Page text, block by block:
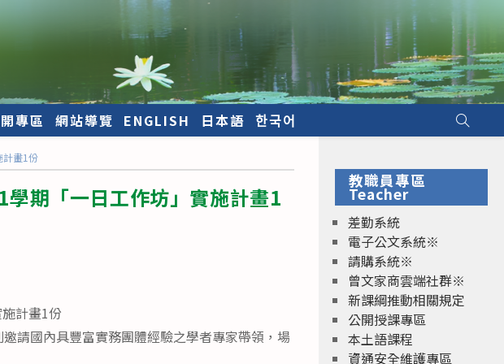
專區 網站導覽 ENGLISH 日本語 한국어
計畫1份
期「一日工作坊」實施計畫1
計畫1份
請國內具豐富實務團體經驗之學者專家帶領，場
教職員專區
Teacher
差勤系統
電子公文系統※
請購系統※
曾文家商雲端社群※
新課綱推動相關規定
公開授課專區
本土語課程
資通安全維護專區